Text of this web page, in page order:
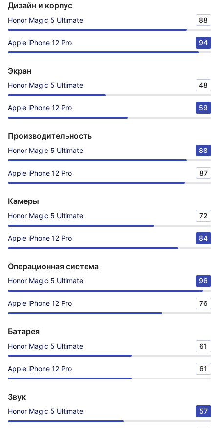
Дизайн и корпус
Honor Magic 5 Ultimate 88
Apple iPhone 12 Pro 94
Экран
Honor Magic 5 Ultimate 48
Apple iPhone 12 Pro 59
Производительность
Honor Magic 5 Ultimate 88
Apple iPhone 12 Pro 87
Камеры
Honor Magic 5 Ultimate 72
Apple iPhone 12 Pro 84
Операционная система
Honor Magic 5 Ultimate 96
Apple iPhone 12 Pro 76
Батарея
Honor Magic 5 Ultimate 61
Apple iPhone 12 Pro 61
Звук
Honor Magic 5 Ultimate 57